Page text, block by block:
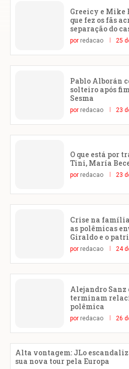
Greeicy e Mike
que fez os fãs
separação do
por redacao 25
Pablo Alborán
solteiro após
Sesma
por redacao 23
O que está por
Tini, María
por redacao 23
Crise na
as polêmicas
Giraldo e o
por redacao 24
Alejandro Sanz
terminam
polêmica
por redacao 26
Alta vontagem: JLo
sua nova tour pela Europa